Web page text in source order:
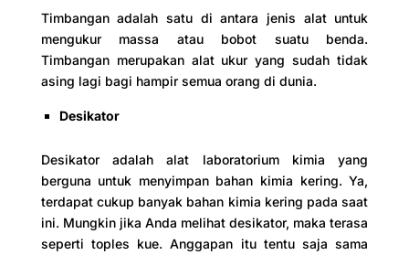
Timbangan adalah satu di antara jenis alat untuk
mengukur massa atau bobot suatu benda.
Timbangan merupakan alat ukur yang sudah tidak
asing lagi bagi hampir semua orang di dunia.
Desikator
Desikator adalah alat laboratorium kimia yang
berguna untuk menyimpan bahan kimia kering. Ya,
terdapat cukup banyak bahan kimia kering pada saat
ini. Mungkin jika Anda melihat desikator, maka terasa
seperti toples kue. Anggapan itu tentu saja sama